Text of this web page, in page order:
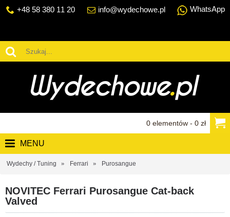
+48 58 380 11 20 info@wydechowe.pl WhatsApp
0 elementów - 0 zł
MENU
Wydechy / Tuning Ferrari Purosangue
NOVITEC Ferrari Purosangue Cat-back
Valved